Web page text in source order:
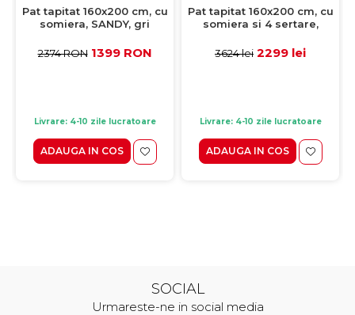
Pat tapitat 160x200 cm, cu
somiera, SANDY, gri
2374 RON 1399 RON
Livrare: 4-10 zile lucratoare
ADAUGA IN COS
Pat tapitat 160x200 cm, cu
somiera si 4 sertare,
3624 lei 2299 lei
Livrare: 4-10 zile lucratoare
ADAUGA IN COS
SOCIAL
Urmareste-ne in social media